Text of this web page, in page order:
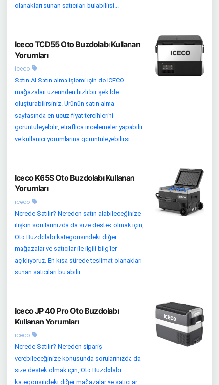
olanakları sunan satıcıları bulabilirsi...
Iceco TCD55 Oto Buzdolabı Kullanan
Yorumları
iceco
Satın Al Satın alma işlemi için de ICECO
mağazaları üzerinden hızlı bir şekilde
oluşturabilirsiniz. Ürünün satın alma
sayfasında en ucuz fiyat tercihlerini
görüntüleyebilir, etraflıca incelemeler yapabilir
ve kullanıcı yorumlarına görüntüleyebilirsi...
Iceco K65S Oto Buzdolabı Kullanan
Yorumları
iceco
Nerede Satılır? Nereden satın alabileceğinize
ilişkin sorularınızda da size destek olmak için,
Oto Buzdolabı kategorisindeki diğer
mağazalar ve satıcılar ile ilgili bilgiler
açıklıyoruz. En kısa sürede teslimat olanakları
sunan satıcıları bulabilir...
Iceco JP 40 Pro Oto Buzdolabı
Kullanan Yorumları
iceco
Nerede Satılır? Nereden sipariş
verebileceğinize konusunda sorularınızda da
size destek olmak için, Oto Buzdolabı
kategorisindeki diğer mağazalar ve satıcılar